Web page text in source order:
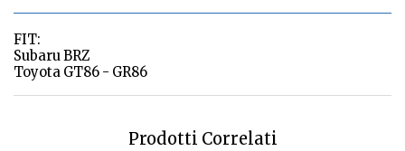
FIT:
Subaru BRZ
Toyota GT86 - GR86
Prodotti Correlati